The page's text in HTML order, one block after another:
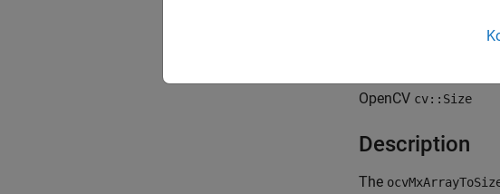
OpenCV cv::Size
Description
The